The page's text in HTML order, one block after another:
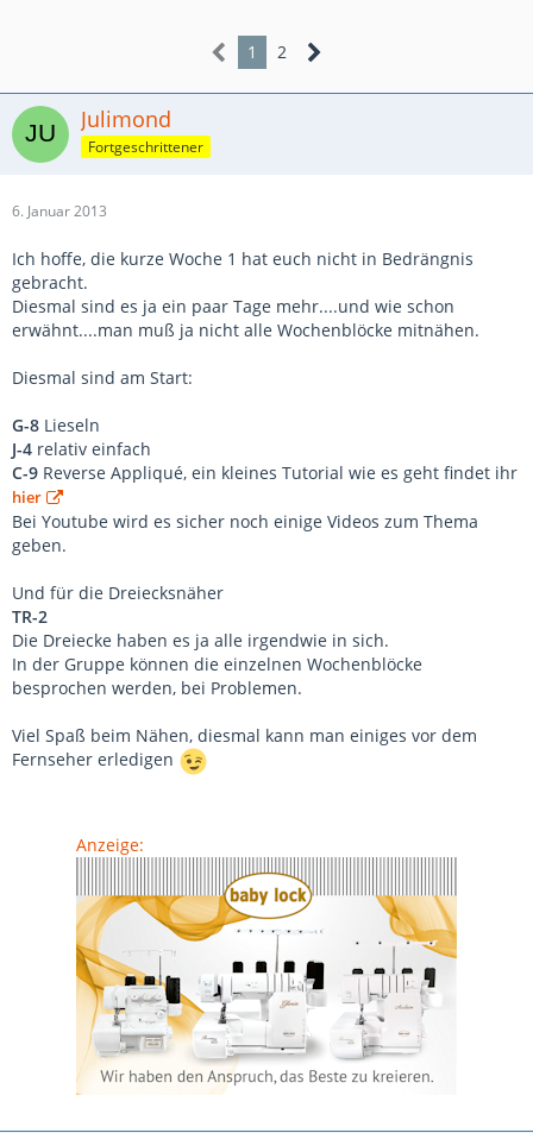
1 2
Julimond
Fortgeschrittener
6. Januar 2013
Ich hoffe, die kurze Woche 1 hat euch nicht in Bedrängnis
gebracht.
Diesmal sind es ja ein paar Tage mehr....und wie schon
erwähnt....man muß ja nicht alle Wochenblöcke mitnähen.
Diesmal sind am Start:
G-8 Lieseln
J-4 relativ einfach
C-9 Reverse Appliqué, ein kleines Tutorial wie es geht findet ihr
hier
Bei Youtube wird es sicher noch einige Videos zum Thema
geben.
Und für die Dreiecksnäher
TR-2
Die Dreiecke haben es ja alle irgendwie in sich.
In der Gruppe können die einzelnen Wochenblöcke
besprochen werden, bei Problemen.
Viel Spaß beim Nähen, diesmal kann man einiges vor dem
Fernseher erledigen
Anzeige: